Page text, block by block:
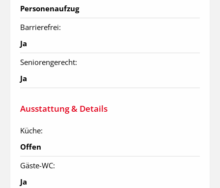
Personenaufzug
Barrierefrei:
Ja
Seniorengerecht:
Ja
Ausstattung & Details
Küche:
Offen
Gäste-WC:
Ja